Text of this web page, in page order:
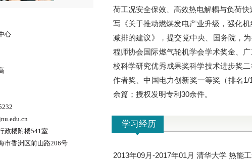
心
政楼附楼541室
市香洲区前山路206号
荷工况安全保效、高效热电解耦与负荷
写《关于推动燃煤发电产业升级，强化
减排的建议》，提交党中央、国务院，
程师协会国际燃气轮机学会学术奖金、
校科学研究优秀成果奖科学技术进步奖
作者奖、中国电力创新奖一等奖（排名
余篇；授权发明专利30余件。
学习经历
2013年09月-2017年01月 清华大学 热能